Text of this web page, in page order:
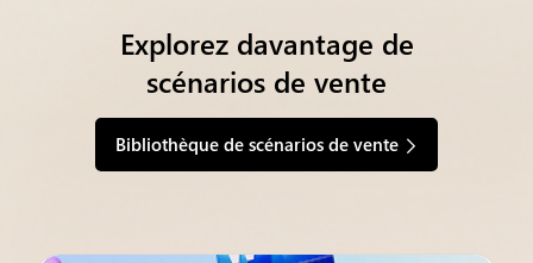
Explorez davantage de
scénarios de vente
Bibliothèque de scénarios de vente